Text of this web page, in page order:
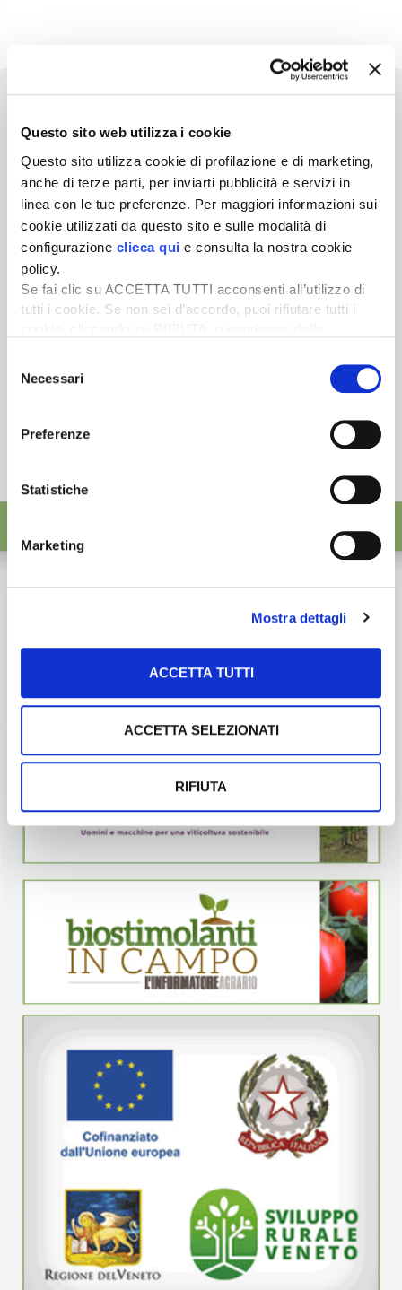
Questo sito web utilizza i cookie
Questo sito utilizza cookie di profilazione e di marketing,
anche di terze parti, per inviarti pubblicità e servizi in
linea con le tue preferenze. Per maggiori informazioni sui
cookie utilizzati da questo sito e sulle modalità di
configurazione clicca qui e consulta la nostra cookie
policy.
Se fai clic su ACCETTA TUTTI acconsenti all’utilizzo di
tutti i cookie. Se non sei d’accordo, puoi rifiutare tutti i
desideri accettare e cliccando ACCETTA SELEZIONATI.
delNecessari
Preferenze
Statistiche
Marketing
Mostra dettagli
ACCETTA TUTTI
ACCETTA SELEZIONATI
RIFIUTA
Newsletter
Scopri un servizio d'informazione di alta qualità. Tagliato sulle tue
ISCRIVITI